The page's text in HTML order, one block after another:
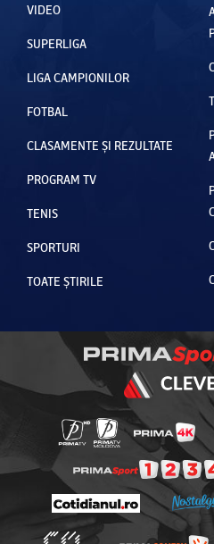
VIDEO
SUPERLIGA
LIGA CAMPIONILOR
FOTBAL
CLASAMENTE ȘI REZULTATE
PROGRAM TV
TENIS
SPORTURI
TOATE ȘTIRILE